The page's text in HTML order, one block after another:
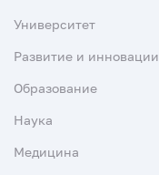
Университет
Развитие и инновации
Образование
Наука
Медицина